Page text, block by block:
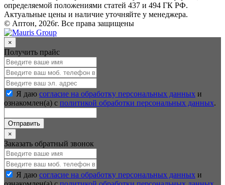
определяемой положениями статей 437 и 494 ГК РФ.
Актуальные цены и наличие уточняйте у менеджера.
© Аптон, 2026г. Все права защищены
×
Получить прайс
Я даю согласие на обработку персональных данных и
ознакомлен(а) с политикой обработки персональных данных.
Отправить
×
Заказать обратный звонок
Я даю согласие на обработку персональных данных и